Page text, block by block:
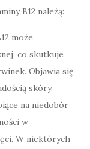
B12 należą:
może
co skutkuje
Objawia się
skóry.
na niedobór
w
W niektórych